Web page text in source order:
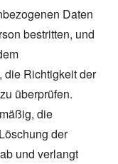
Daten
bestritten, und
die Richtigkeit der
überprüfen.
die
der
und verlangt